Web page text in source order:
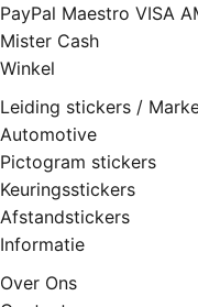
PayPal Maestro VISA
Mister Cash
Winkel
Leiding stickers /
Automotive
Pictogram stickers
Keuringsstickers
Afstandstickers
Informatie
Over Ons